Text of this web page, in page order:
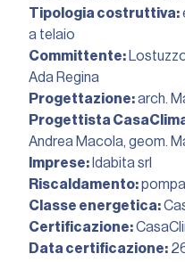
Tipologia costruttiva:
a telaio
Committente:
Ada Regina
Progettazione:arch.
Progettista
Andrea Macola, geom.
Imprese: Idabita srl
Riscaldamento:
Classe energetica:
Certificazione:
Data certificazione: